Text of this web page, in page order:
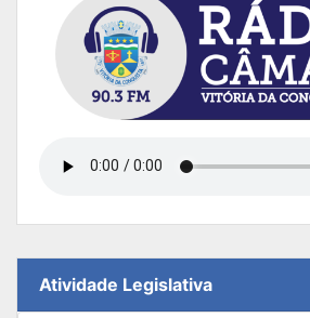
Atividade Legislativa